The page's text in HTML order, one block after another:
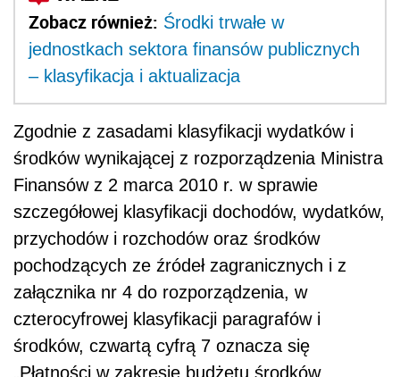
Zobacz również: Środki trwałe w
jednostkach sektora finansów publicznych
– klasyfikacja i aktualizacja
Zgodnie z zasadami klasyfikacji wydatków i
środków wynikającej z rozporządzenia Ministra
Finansów z 2 marca 2010 r. w sprawie
szczegółowej klasyfikacji dochodów, wydatków,
przychodów i rozchodów oraz środków
pochodzących ze źródeł zagranicznych i z
załącznika nr 4 do rozporządzenia, w
czterocyfrowej klasyfikacji paragrafów i
środków, czwartą cyfrą 7 oznacza się
„Płatności w zakresie budżetu środków